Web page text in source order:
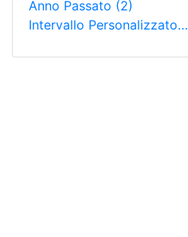
Anno Passato (2)
Intervallo Personalizzato…